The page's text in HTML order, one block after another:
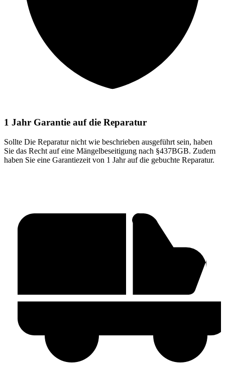
1 Jahr Garantie auf die Reparatur
Sollte Die Reparatur nicht wie beschrieben ausgeführt sein, haben
Sie das Recht auf eine Mängelbeseitigung nach §437BGB. Zudem
haben Sie eine Garantiezeit von 1 Jahr auf die gebuchte Reparatur.